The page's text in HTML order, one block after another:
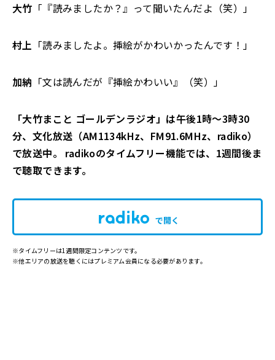
大竹 「『読みましたか？』って聞いたんだよ（笑）」
村上 「読みましたよ。挿絵がかわいかったんです！」
加納 「文は読んだが『挿絵かわいい』（笑）」
「大竹まこと ゴールデンラジオ」は午後1時～3時30
分、文化放送（AM1134kHz、FM91.6MHz、radiko）
で放送中。 radikoのタイムフリー機能では、1週間後ま
で聴取できます。
で開く
※タイムフリーは1週間限定コンテンツです。
※他エリアの放送を聴くにはプレミアム会員になる必要があります。